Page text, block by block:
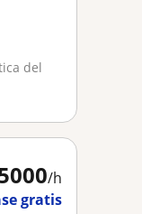
del
/h
gratis